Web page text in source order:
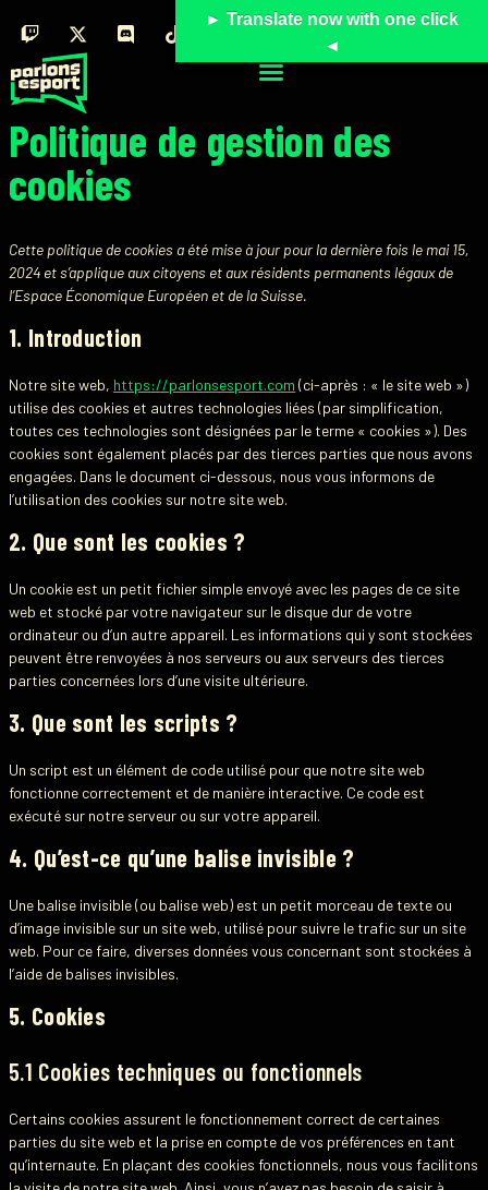
Politique de gestion des
cookies
Cette politique de cookies a été mise à jour pour la dernière fois le mai 15,
2024 et s’applique aux citoyens et aux résidents permanents légaux de
l’Espace Économique Européen et de la Suisse.
1. Introduction
Notre site web, https://parlonsesport.com (ci-après : « le site web »)
utilise des cookies et autres technologies liées (par simplification,
toutes ces technologies sont désignées par le terme « cookies »). Des
cookies sont également placés par des tierces parties que nous avons
engagées. Dans le document ci-dessous, nous vous informons de
l’utilisation des cookies sur notre site web.
2. Que sont les cookies ?
Un cookie est un petit fichier simple envoyé avec les pages de ce site
web et stocké par votre navigateur sur le disque dur de votre
ordinateur ou d’un autre appareil. Les informations qui y sont stockées
peuvent être renvoyées à nos serveurs ou aux serveurs des tierces
parties concernées lors d’une visite ultérieure.
3. Que sont les scripts ?
Un script est un élément de code utilisé pour que notre site web
fonctionne correctement et de manière interactive. Ce code est
exécuté sur notre serveur ou sur votre appareil.
4. Qu’est-ce qu’une balise invisible ?
Une balise invisible (ou balise web) est un petit morceau de texte ou
d’image invisible sur un site web, utilisé pour suivre le trafic sur un site
web. Pour ce faire, diverses données vous concernant sont stockées à
l’aide de balises invisibles.
5. Cookies
5.1 Cookies techniques ou fonctionnels
Certains cookies assurent le fonctionnement correct de certaines
parties du site web et la prise en compte de vos préférences en tant
qu’internaute. En plaçant des cookies fonctionnels, nous vous facilitons
► Translate now with one click
◄